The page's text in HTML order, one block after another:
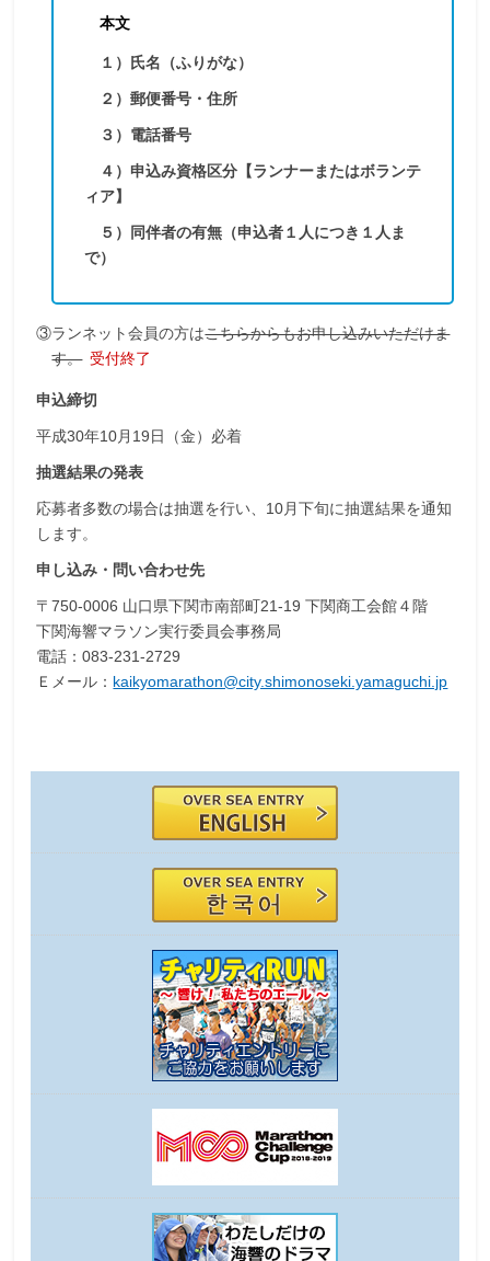
本文
１）氏名（ふりがな）
２）郵便番号・住所
３）電話番号
４）申込み資格区分【ランナーまたはボランテ
ィア】
５）同伴者の有無（申込者１人につき１人ま
で）
③ランネット会員の方はこちらからもお申し込みいただけま
す。 受付終了
申込締切
平成30年10月19日（金）必着
抽選結果の発表
応募者多数の場合は抽選を行い、10月下旬に抽選結果を通知
します。
申し込み・問い合わせ先
〒750-0006 山口県下関市南部町21-19 下関商工会館４階
下関海響マラソン実行委員会事務局
電話：083-231-2729
Ｅメール： kaikyomarathon@city.shimonoseki.yamaguchi.jp